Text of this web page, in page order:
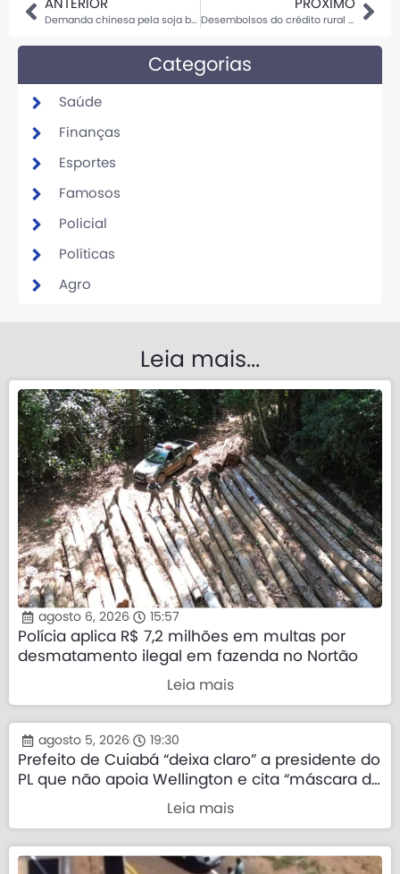
ANTERIOR
Demanda chinesa pela soja brasileira desacelera em janeiro
PRÓXIMO
Desembolsos do crédito rural da safra 2023/24 chegam a R$ 293,1 bilhões
Categorias
Saúde
Finanças
Esportes
Famosos
Policial
Políticas
Agro
Leia mais...
agosto 6, 2026 15:57
Polícia aplica R$ 7,2 milhões em multas por
desmatamento ilegal em fazenda no Nortão
Leia mais
agosto 5, 2026 19:30
Prefeito de Cuiabá “deixa claro” a presidente do
PL que não apoia Wellington e cita “máscara da
Leia mais